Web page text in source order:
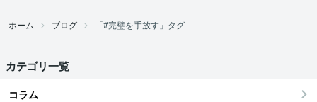
ホーム ブログ 「#完璧を手放す」タグ
カテゴリ一覧
コラム